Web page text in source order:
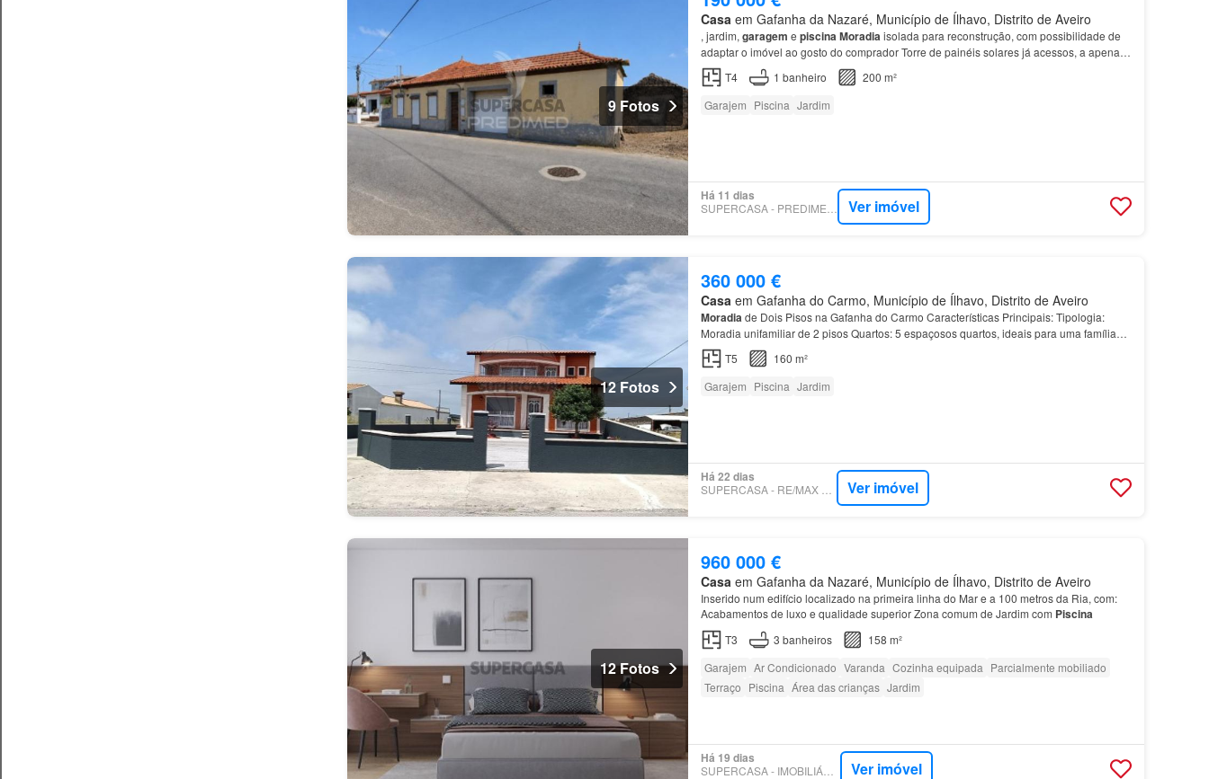
9 Fotos
Casa em Gafanha da Nazaré, Município de Ílhavo, Distrito de Aveiro
, jardim, garagem e piscinaMoradiaisolada para reconstrução, com possibilidade de
adaptar o imóvel ao gosto do comprador Torre de painéis solares já acessos, a apenas
5 minutos das praias da Barra e Costa Nova Proximidade d…
T4 1 banheiro
200 m²
Garajem Piscina Jardim
Há 11 dias
Ver imóvel
12 Fotos
360 000 €
Casaem Gafanha do Carmo, Município de Ílhavo, Distrito de Aveiro
Moradiade Dois Pisos na Gafanha do Carmo Características Principais: Tipologia:
Moradia unifamiliar de 2 pisos Quartos: 5 espaçosos quartos, ideais para uma família
numerosa ou para quem privilegia espaço e conforto
T5
160 m²
Garajem Piscina Jardim
Há 22 dias
Ver imóvel
12 Fotos
960 000 €
Casaem Gafanha da Nazaré, Município de Ílhavo, Distrito de Aveiro
Inserido num edifício localizado na primeira linha do Mar e a 100 metros da Ria, com:
Acabamentos de luxo e qualidade superior Zona comum de Jardim com Piscina
T3 3 banheiros
158 m²
Garajem Ar Condicionado Varanda Cozinha equipada Parcialmente mobiliado
Terraço Piscina Área das crianças Jardim
Há 19 dias
SUPERCASA - IMOBILIÁRIA HORIZONTE Ver imóvel